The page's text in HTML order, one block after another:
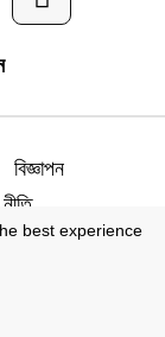
বিজ্ঞাপন
খলিল |
best experience